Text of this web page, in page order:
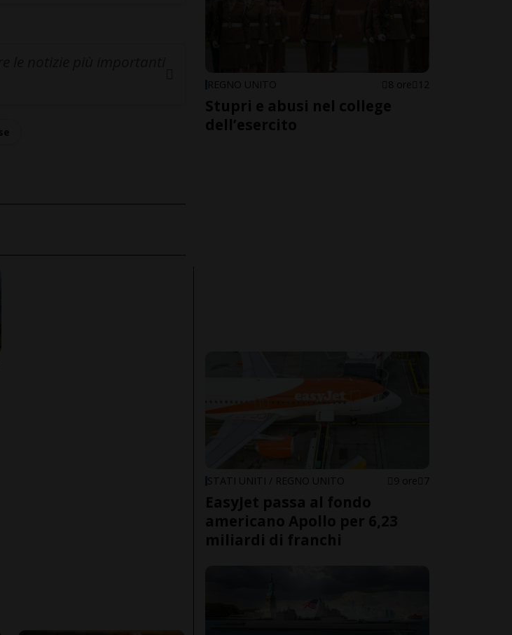
REGNO UNITO 8 ore 12
Stupri e abusi nel college
dell’esercito
STATI UNITI / REGNO UNITO 9 ore 7
EasyJet passa al fondo
americano Apollo per 6,23
miliardi di franchi